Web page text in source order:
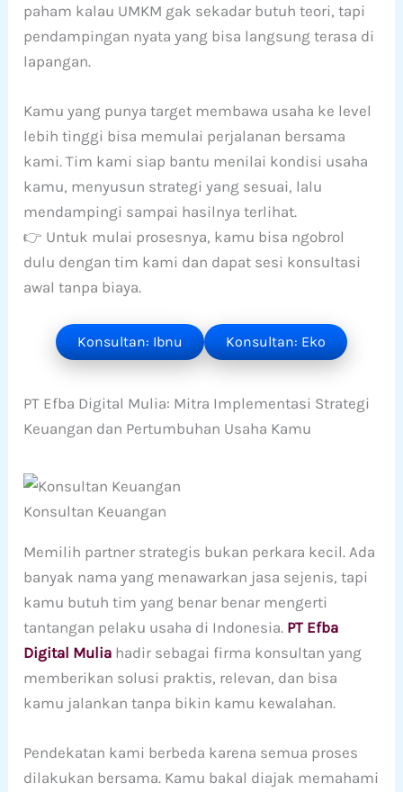
paham kalau UMKM gak sekadar butuh teori, tapi
pendampingan nyata yang bisa langsung terasa di
lapangan.
Kamu yang punya target membawa usaha ke level
lebih tinggi bisa memulai perjalanan bersama
kami. Tim kami siap bantu menilai kondisi usaha
kamu, menyusun strategi yang sesuai, lalu
mendampingi sampai hasilnya terlihat.
👉 Untuk mulai prosesnya, kamu bisa ngobrol
dulu dengan tim kami dan dapat sesi konsultasi
awal tanpa biaya.
Konsultan: Ibnu Konsultan: Eko
PT Efba Digital Mulia: Mitra Implementasi Strategi
Keuangan dan Pertumbuhan Usaha Kamu
Konsultan Keuangan
Memilih partner strategis bukan perkara kecil. Ada
banyak nama yang menawarkan jasa sejenis, tapi
kamu butuh tim yang benar benar mengerti
tantangan pelaku usaha di Indonesia. PT Efba
Digital Mulia hadir sebagai firma konsultan yang
memberikan solusi praktis, relevan, dan bisa
kamu jalankan tanpa bikin kamu kewalahan.
Pendekatan kami berbeda karena semua proses
dilakukan bersama. Kamu bakal diajak memahami